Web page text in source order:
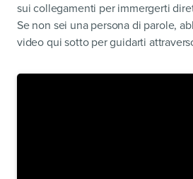
sui collegamenti per immergerti
Se non sei una persona di parole,
video qui sotto per guidarti